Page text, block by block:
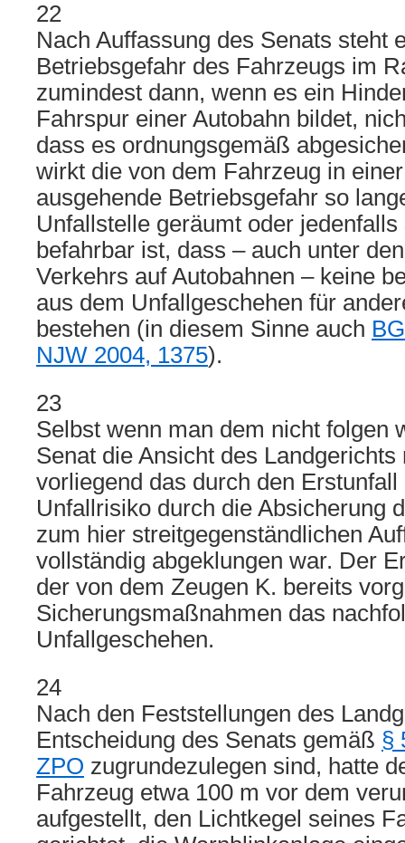
22
Nach Auffassung des Senats steht
Betriebsgefahr des Fahrzeugs im
zumindest dann, wenn es ein
Fahrspur einer Autobahn bildet,
dass es ordnungsgemäß
wirkt die von dem Fahrzeug in
ausgehende Betriebsgefahr so
Unfallstelle geräumt oder
befahrbar ist, dass – auch unter
Verkehrs auf Autobahnen – keine
aus dem Unfallgeschehen für
bestehen (in diesem Sinne auch
NJW 2004, 1375).
23
Selbst wenn man dem nicht folgen
Senat die Ansicht des
vorliegend das durch den Erstunfall
Unfallrisiko durch die Absicherung
zum hier streitgegenständlichen
vollständig abgeklungen war. Der
der von dem Zeugen K. bereits
Sicherungsmaßnahmen das
Unfallgeschehen.
24
Nach den Feststellungen des
Entscheidung des Senats gemäß §
ZPO zugrundezulegen sind, hatte
Fahrzeug etwa 100 m vor dem
aufgestellt, den Lichtkegel seines